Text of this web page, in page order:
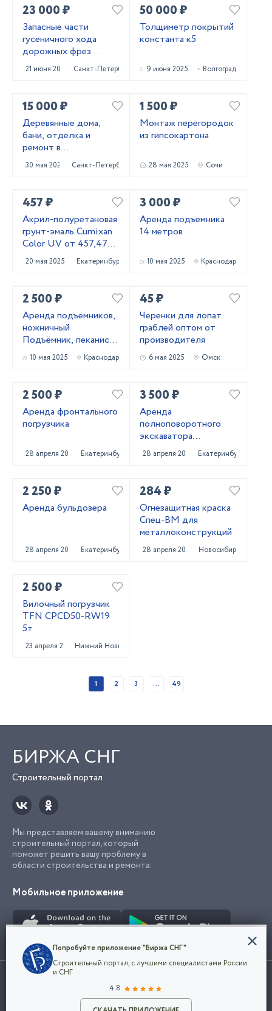
Разместить объявление
23 000 ₽
Запасные части
гусеничного хода
дорожных фрез
Caterpillar PM620
21 июня 2025 Санкт-Петербург
50 000 ₽
Толщиметр покрытий
константа к5
9 июня 2025 Волгоград
15 000 ₽
Деревянные дома,
бани, отделка и
ремонт в
Приозерском и
Выборгском районах
30 мая 2025 Санкт-Петербург
1 500 ₽
Монтаж перегородок
из гипсокартона
28 мая 2025 Сочи
457 ₽
Акрил-полуретановая
грунт-эмаль Cumixan
Color UV от 457,47
рублей
20 мая 2025 Екатеринбург
3 000 ₽
Аренда подъемника
14 метров
10 мая 2025 Краснодар
2 500 ₽
Аренда подъемников,
ножничный
Подъёмник, пеканиска
в аренду
10 мая 2025 Краснодар
45 ₽
Черенки для лопат
граблей оптом от
производителя
6 мая 2025 Омск
2 500 ₽
Аренда фронтального
погрузчика
28 апреля 2025 Екатеринбург
3 500 ₽
Аренда
полноповоротного
экскаватора
погрузчика
28 апреля 2025 Екатеринбург
2 250 ₽
Аренда бульдозера
28 апреля 2025 Екатеринбург
284 ₽
Огнезащитная краска
Спец-ВМ для
металлоконструкций
28 апреля 2025 Новосибирск
2 500 ₽
Вилочный погрузчик
TFN CPCD50-RW19
5т
23 апреля 2025 Нижний Новгород
1 2 3 ... 49
БИРЖА СНГ
Строительный портал
Мы представляем вашему вниманию
строительный портал, который
поможет решить вашу проблему в
области строительства и ремонта.
Мобильное приложение
Использование сайта, в том числе подача объявлений, означает
марки представленные на сайте являются собственностью их
Конфиденциальность
Мы используем файлы cookie, чтобы сделать
наш сайт удобным для каждого
Политикой конфиденциальности компании
и принимаете условия использования cookie.
Попробуйте приложение "Биржа СНГ"
Строительный портал, с лучшими специалистами России
и СНГ
4.8